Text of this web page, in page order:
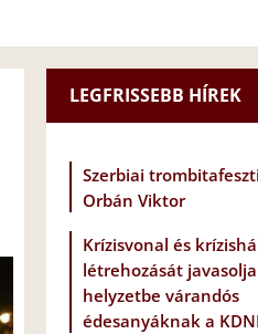
LEGFRISSEBB HÍREK
Szerbiai
Orbán Viktor
Krízisvonal és
létrehozását
helyzetbe várandós
édesanyáknak a